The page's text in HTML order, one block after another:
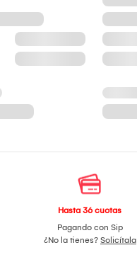
Hasta 36 cuotas
Pagando con Sip
¿No la tienes? Solicítala